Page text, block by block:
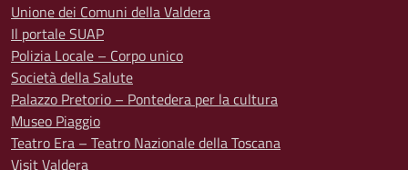
Unione dei Comuni della Valdera
Il portale SUAP
Polizia Locale – Corpo unico
Società della Salute
Palazzo Pretorio – Pontedera per la cultura
Museo Piaggio
Teatro Era – Teatro Nazionale della Toscana
Visit Valdera